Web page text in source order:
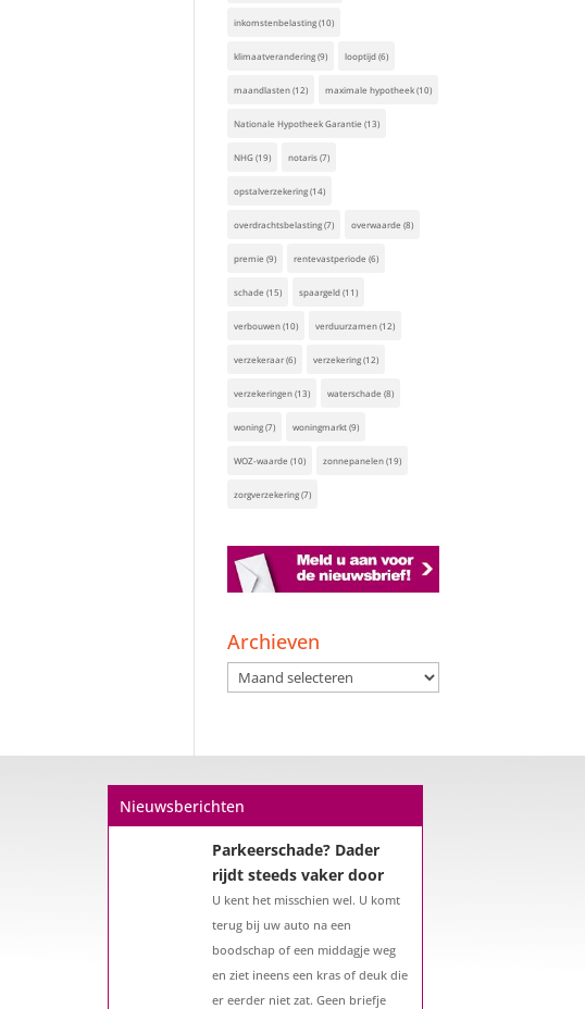
inkomstenbelasting(10)
klimaatverandering(9) looptijd(6)
maandlasten(12) maximale hypotheek(10)
Nationale Hypotheek Garantie (13)
NHG(19) notaris(7)
opstalverzekering(14)
overdrachtsbelasting(7) overwaarde (8)
premie (9) rentevastperiode (6)
schade (15) spaargeld(11)
verbouwen(10) verduurzamen(12)
verzekeraar(6) verzekering(12)
verzekeringen(13) waterschade (8)
woning(7) woningmarkt(9)
WOZ-waarde (10) zonnepanelen(19)
zorgverzekering(7)
Archieven
Archieven
Nieuwsberichten
Een hypotheek na uw
mogelijkheden
De woningmarkt is nog steeds in
beweging. Misschien denkt u na
hypotheek als u 57 jaar of ouder
bent?...
Parkeerschade? Dader
rijdt steeds vaker door
U kent het misschien wel. U komt
terug bij uw auto na een
boodschap of een middagje weg
en ziet ineens een kras of deuk die
er eerder niet zat. Geen briefje